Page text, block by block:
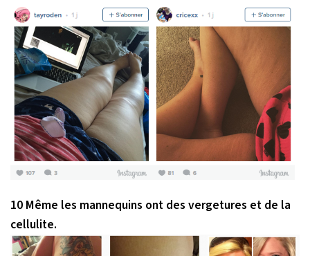
10 Même les mannequins ont des vergetures et de la
cellulite.